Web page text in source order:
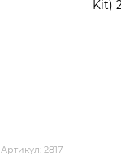
Артикул: 2817